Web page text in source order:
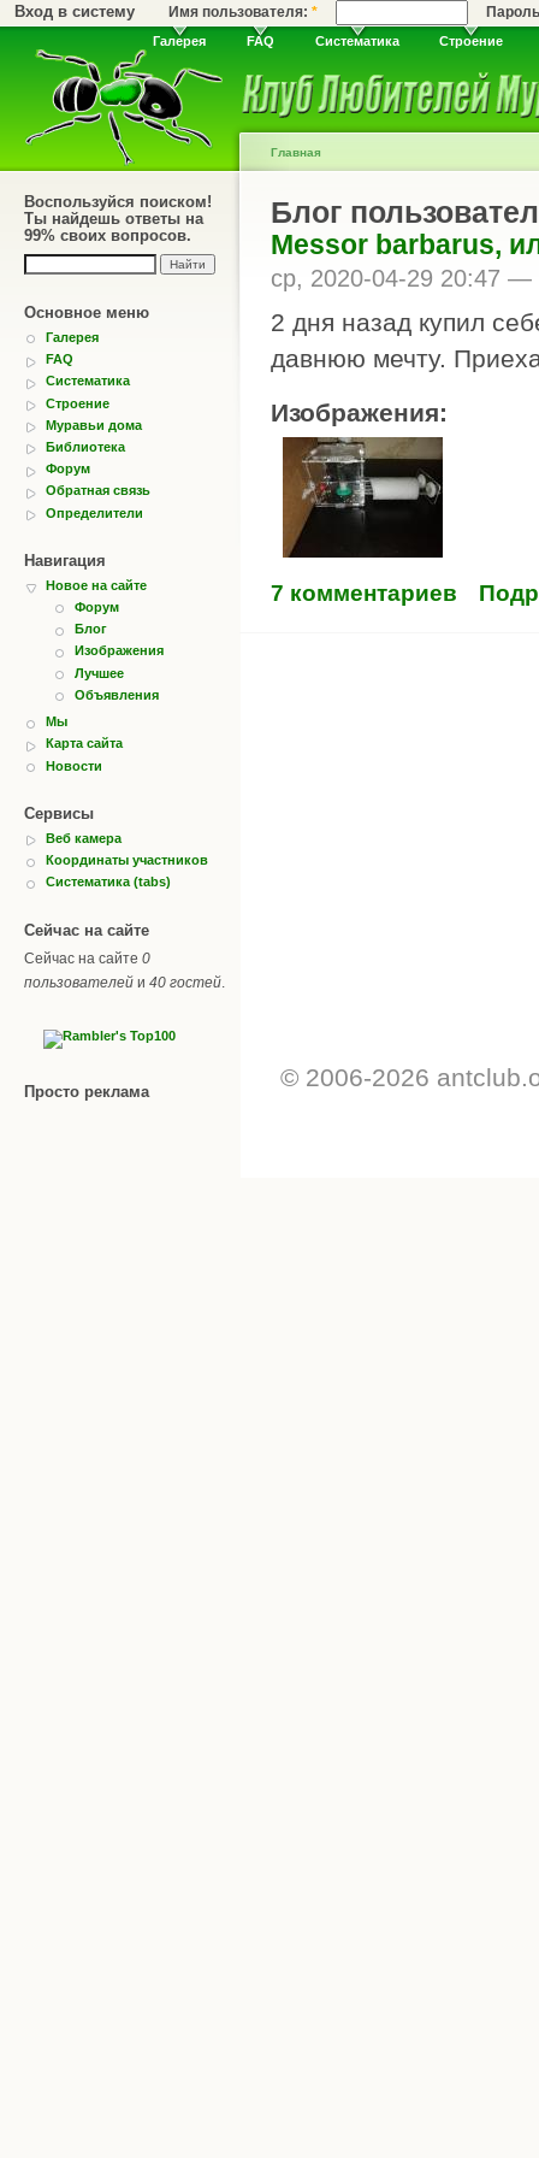
Вход в систему Имя пользователя:*
Галерея FAQ Систематика Строение
Воспользуйся поиском!
Ты найдешь ответы на
99% своих вопросов.
Основное меню
Галерея
FAQ
Систематика
Строение
Муравьи дома
Библиотека
Форум
Обратная связь
Определители
Навигация
Новое на сайте
Форум
Блог
Изображения
Лучшее
Объявления
Мы
Карта сайта
Новости
Сервисы
Веб камера
Координаты участников
Систематика (tabs)
Сейчас на сайте
Сейчас на сайте 0
пользователей и 40 гостей
Просто реклама
Главная
Блог
Messor barbarus,
ср, 2020-04-29 20:47 —
2 дня назад купил
давнюю мечту.
Изображения:
7 комментариев
© 2006-2026